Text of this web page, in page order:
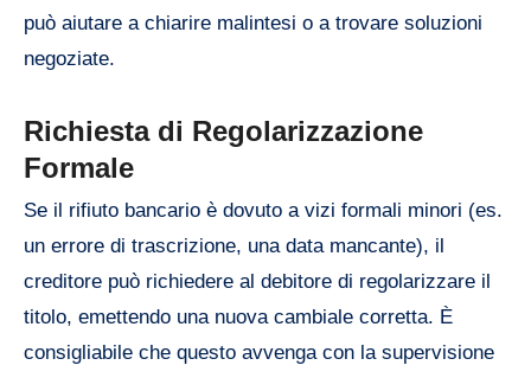
può aiutare a chiarire malintesi o a trovare soluzioni
negoziate.
Richiesta di Regolarizzazione
Formale
Se il rifiuto bancario è dovuto a vizi formali minori (es.
un errore di trascrizione, una data mancante), il
creditore può richiedere al debitore di regolarizzare il
titolo, emettendo una nuova cambiale corretta. È
consigliabile che questo avvenga con la supervisione